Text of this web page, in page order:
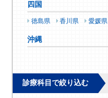
四国
徳島県 香川県 愛媛県
沖縄
診療科目で絞り込む